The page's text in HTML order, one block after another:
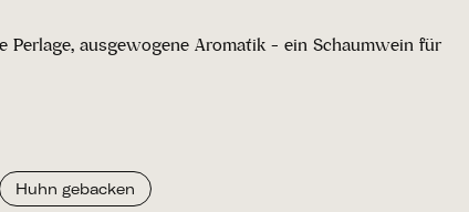
Perlage, ausgewogene Aromatik - ein Schaumwein für
Huhn gebacken